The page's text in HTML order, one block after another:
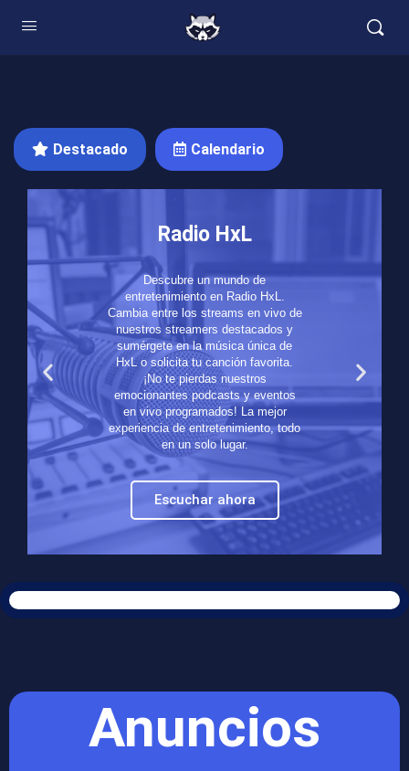
Destacado Calendario
Radio HxL
Descubre un mundo de
entretenimiento en Radio HxL.
Cambia entre los streams en vivo de
nuestros streamers destacados y
sumérgete en la música única de
HxL o solicita tu canción favorita.
¡No te pierdas nuestros
emocionantes podcasts y eventos
en vivo programados! La mejor
experiencia de entretenimiento, todo
en un solo lugar.
Escuchar ahora
Anuncios